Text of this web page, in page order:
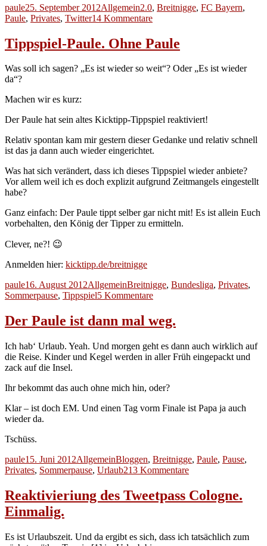
Autor
pauleVeröffentlicht
am
25. September 2012Kategorien
AllgemeinSchlagwörter
2.0, Breitnigge, FC Bayern,
Paule, Privates, Twitter14 Kommentarezu
2.0
Tippspiel-Paule. Ohne Paule
Was soll ich sagen? „Es ist wieder so weit“? Oder „Es ist wieder
da“?
Machen wir es kurz:
Der Paule hat sein altes Kicktipp-Tippspiel reaktiviert!
Relativ spontan kam mir gestern dieser Gedanke und relativ schnell
ist das ja dann auch wieder eingerichtet.
Was hat sich verändert, dass ich dieses Tippspiel wieder anbiete?
Vor allem weil ich es doch explizit aufgrund Zeitmangels eingestellt
habe?
Ganz einfach: Der Paule tippt selber gar nicht mit! Es ist allein Euch
vorbehalten, den König der Tipper zu ermitteln.
Clever, ne?! 😉
Anmelden hier: kicktipp.de/breitnigge
Autor
pauleVeröffentlicht
am
16. August 2012Kategorien
AllgemeinSchlagwörter
Breitnigge, Bundesliga, Privates,
Sommerpause, Tippspiel5 Kommentarezu
Paule.
Ohne
Der Paule ist dann mal weg.
Ich hab‘ Urlaub. Yeah. Und morgen geht es dann auch wirklich auf
die Reise. Kinder und Kegel werden in aller Früh eingepackt und
zack auf die Insel.
Ihr bekommt das auch ohne mich hin, oder?
Klar – ist doch EM. Und einen Tag vorm Finale ist Papa ja auch
wieder da.
Tschüss.
Autor
pauleVeröffentlicht
am
15. Juni 2012Kategorien
AllgemeinSchlagwörter
Bloggen, Breitnigge, Paule, Pause,
Privates, Sommerpause, Urlaub213 Kommentarezu
Paule
ist
weg.
Reaktivieriung des Tweetpass Cologne.
Einmalig.
Es ist Urlaubszeit. Und da ergibt es sich, dass ich tatsächlich zum